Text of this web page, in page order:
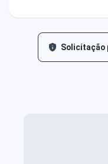
Solicitação